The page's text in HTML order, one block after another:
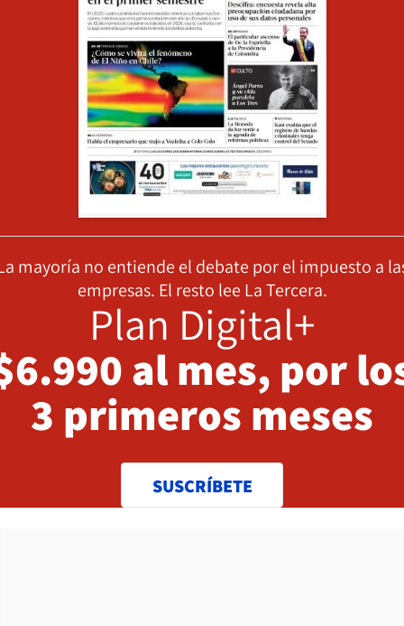
mayoría no entiende el debate por el impuesto a
empresas. El resto lee La Tercera.
Plan Digital+
al mes, por
3 primeros meses
SUSCRÍBETE